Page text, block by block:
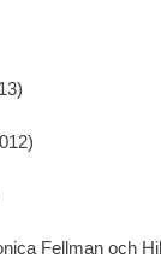
Fellman och